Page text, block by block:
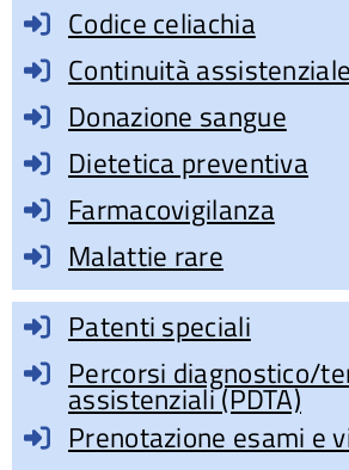
Codice celiachia
Continuità
Donazione sangue
Dietetica preventiva
Farmacovigilanza
Malattie rare
Patenti speciali
Percorsi diagnostico/
assistenziali (PDTA)
Prenotazione esami e